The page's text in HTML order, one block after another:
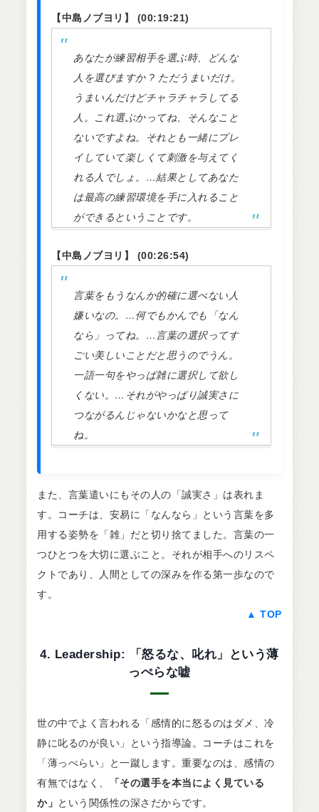
【中島ノブヨリ】 (00:19:21)
あなたが練習相手を選ぶ時、どんな
人を選びますか ? ただうまいだけ。
うまいんだけどチャラチャラしてる
人。これ選ぶかってね、そんなこと
ないですよね。それとも一緒にプレ
イしていて楽しくて刺激を与えてく
れる人でしょ。…結果としてあなた
は最高の練習環境を手に入れること
ができるということです。
【中島ノブヨリ】 (00:26:54)
言葉をもうなんか的確に選べない人
嫌いなの。…何でもかんでも「なん
なら」ってね。…言葉の選択ってす
ごい美しいことだと思うのでうん。
一語一句をやっぱ雑に選択して欲し
くない。…それがやっぱり誠実さに
つながるんじゃないかなと思って
ね。
また、言葉遣いにもその人の「誠実さ」は表れま
す。コーチは、安易に「なんなら」という言葉を多
用する姿勢を「雑」だと切り捨てました。言葉の一
つひとつを大切に選ぶこと。それが相手へのリスペ
クトであり、人間としての深みを作る第一歩なので
す。
▲ TOP
4. Leadership: 「怒るな、叱れ」という薄
っぺらな嘘
世の中でよく言われる「感情的に怒るのはダメ、冷
静に叱るのが良い」という指導論。コーチはこれを
「薄っぺらい」と一蹴します。重要なのは、感情の
有無ではなく、
「その選手を本当によく見ている
か」 という関係性の深さだからです。